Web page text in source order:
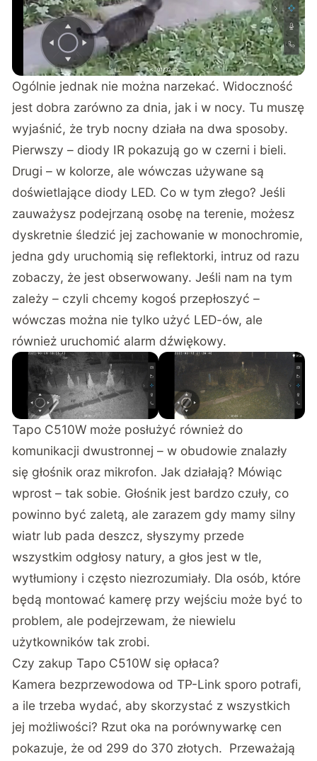
Ogólnie jednak nie można narzekać. Widoczność
jest dobra zarówno za dnia, jak i w nocy. Tu muszę
wyjaśnić, że tryb nocny działa na dwa sposoby.
Pierwszy – diody IR pokazują go w czerni i bieli.
Drugi – w kolorze, ale wówczas używane są
doświetlające diody LED. Co w tym złego? Jeśli
zauważysz podejrzaną osobę na terenie, możesz
dyskretnie śledzić jej zachowanie w monochromie,
jedna gdy uruchomią się reflektorki, intruz od razu
zobaczy, że jest obserwowany. Jeśli nam na tym
zależy – czyli chcemy kogoś przepłoszyć –
wówczas można nie tylko użyć LED-ów, ale
również uruchomić alarm dźwiękowy.
Tapo C510W może posłużyć również do
komunikacji dwustronnej – w obudowie znalazły
się głośnik oraz mikrofon. Jak działają? Mówiąc
wprost – tak sobie. Głośnik jest bardzo czuły, co
powinno być zaletą, ale zarazem gdy mamy silny
wiatr lub pada deszcz, słyszymy przede
wszystkim odgłosy natury, a głos jest w tle,
wytłumiony i często niezrozumiały. Dla osób, które
będą montować kamerę przy wejściu może być to
problem, ale podejrzewam, że niewielu
użytkowników tak zrobi.
Czy zakup Tapo C510W się opłaca?
Kamera bezprzewodowa od TP-Link sporo potrafi,
a ile trzeba wydać, aby skorzystać z wszystkich
jej możliwości? Rzut oka na porównywarkę cen
pokazuje, że od 299 do 370 złotych. Przeważają